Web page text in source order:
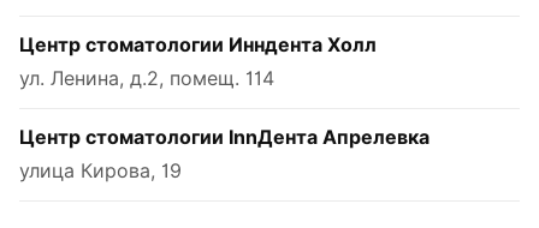
Центр стоматологии Инндента Холл
ул. Ленина, д.2, помещ. 114
Центр стоматологии InnДента Апрелевка
улица Кирова, 19